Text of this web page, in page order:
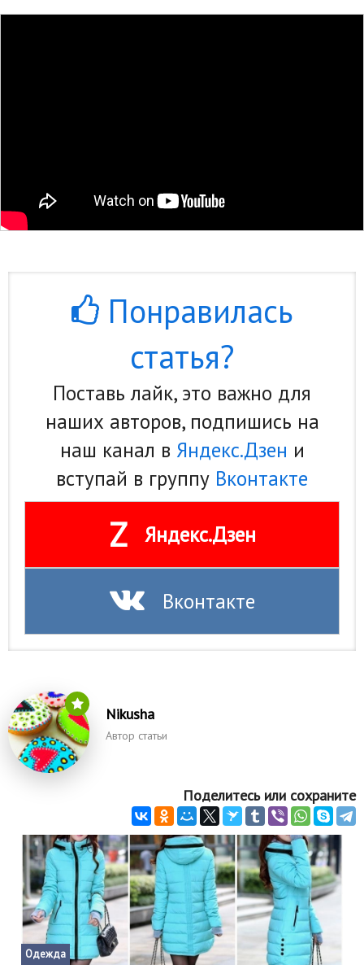
Понравилась
статья?
Поставь лайк, это важно для
наших авторов, подпишись на
наш канал в Яндекс.Дзен и
вступай в группу Вконтакте
Z Яндекс.Дзен
Вконтакте
Nikusha
Автор статьи
Поделитесь или сохраните
Одежда